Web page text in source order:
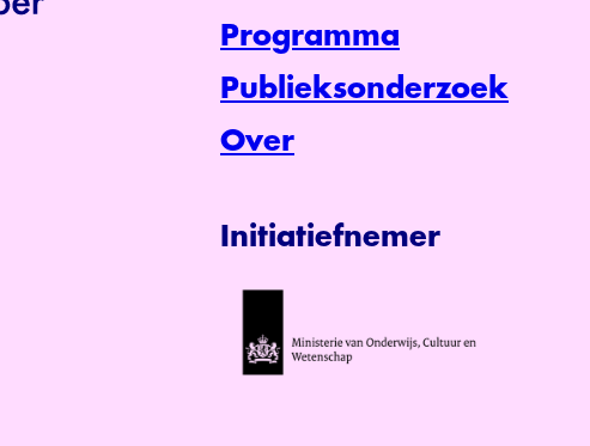
Programma
Publieksonderzoek
Over
Initiatiefnemer